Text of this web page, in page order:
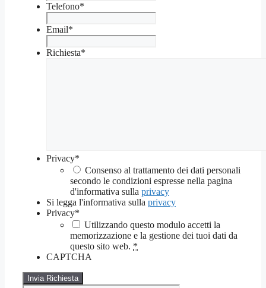
Telefono*
Email*
Richiesta*
Privacy*
Consenso al trattamento dei dati personali
secondo le condizioni espresse nella pagina
d'informativa sulla privacy
Si legga l'informativa sulla privacy
Privacy*
Utilizzando questo modulo accetti la
memorizzazione e la gestione dei tuoi dati da
questo sito web. *
CAPTCHA